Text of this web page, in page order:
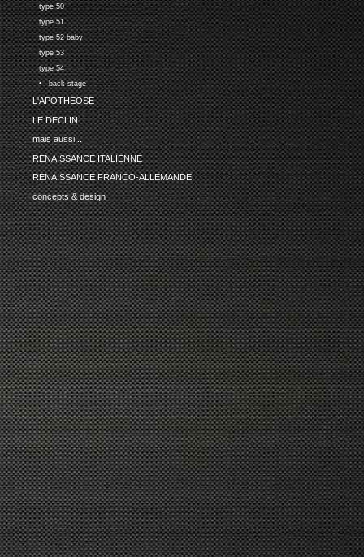
type 50
type 51
type 52 baby
type 53
type 54
•-- back-stage
L'APOTHEOSE
LE DECLIN
mais aussi...
RENAISSANCE ITALIENNE
RENAISSANCE FRANCO-ALLEMANDE
concepts & design